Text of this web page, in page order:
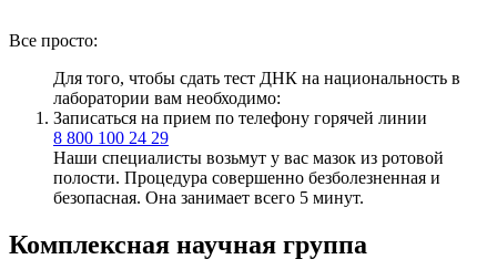
Все просто:
Для того, чтобы сдать тест ДНК на национальность в
лаборатории вам необходимо:
Записаться на прием по телефону горячей линии
8 800 100 24 29
Наши специалисты возьмут у вас мазок из ротовой
полости. Процедура совершенно безболезненная и
безопасная. Она занимает всего 5 минут.
Комплексная научная группа